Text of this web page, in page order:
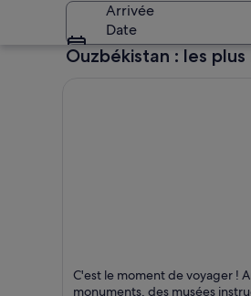
Arrivée
Date
Ouzbékistan : les
Tashkent
Monuments, Musées et
C'est le moment de voyager !
monuments, des musées